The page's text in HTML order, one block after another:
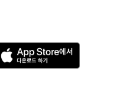
A
p
p